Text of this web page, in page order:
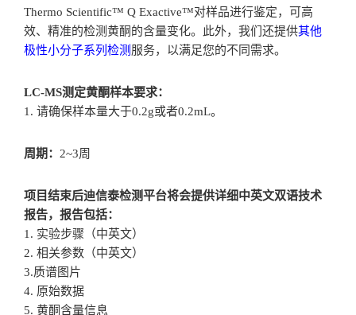
Thermo Scientific™ Q Exactive™对样品进行鉴定，可高
效、精准的检测黄酮的含量变化。此外，我们还提供其他
极性小分子系列检测 服务，以满足您的不同需求。
LC-MS测定黄酮样本要求：
1. 请确保样本量大于0.2g或者0.2mL。
周期： 2~3周
项目结束后迪信泰检测平台将会提供详细中英文双语技术
报告，报告包括：
1. 实验步骤（中英文）
2. 相关参数（中英文）
3.质谱图片
4. 原始数据
5. 黄酮含量信息